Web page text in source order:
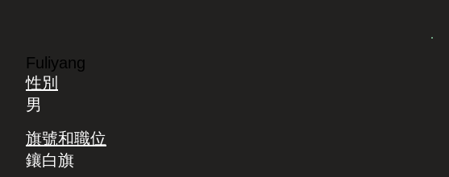
Fuliyang
性別
男
旗號和職位
鑲白旗